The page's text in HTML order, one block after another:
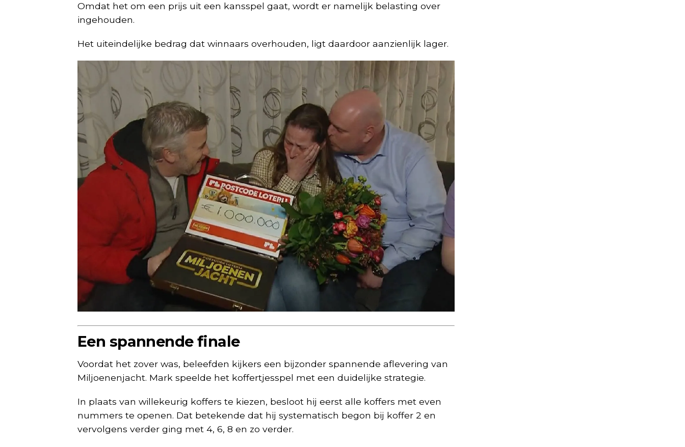
Omdat het om een prijs uit een kansspel gaat, wordt er namelijk belasting over
ingehouden.
Het uiteindelijke bedrag dat winnaars overhouden, ligt daardoor aanzienlijk lager.
Een spannende finale
Voordat het zover was, beleefden kijkers een bijzonder spannende aflevering van
Miljoenenjacht. Mark speelde het koffertjesspel met een duidelijke strategie.
In plaats van willekeurig koffers te kiezen, besloot hij eerst alle koffers met even
nummers te openen. Dat betekende dat hij systematisch begon bij koffer 2 en
vervolgens verder ging met 4, 6, 8 en zo verder.